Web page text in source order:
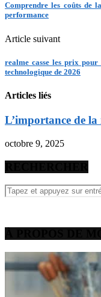
Comprendre les coûts de
performance
Article suivant
realme casse les prix
technologique de 2026
Articles liés
L’importance de
octobre 9, 2025